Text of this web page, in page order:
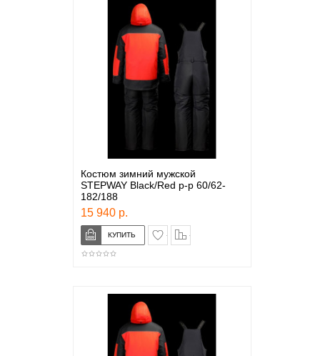
Костюм зимний мужской
STEPWAY Black/Red р-р 60/62-
182/188
15 940 р.
в закладки